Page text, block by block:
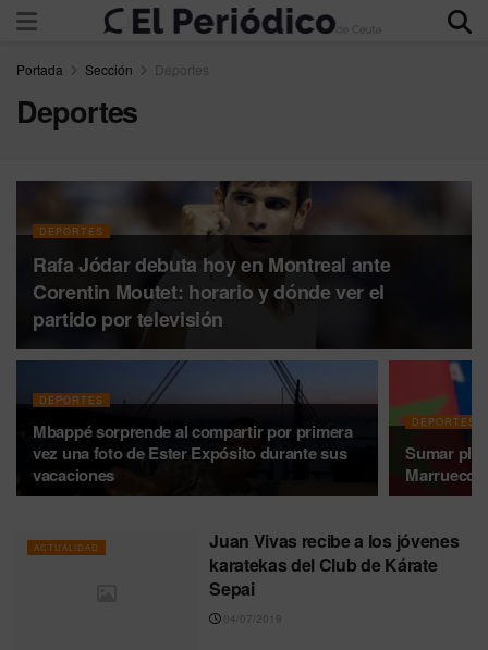
Portada Sección Deportes
Deportes
DEPORTES
Rafa Jódar debuta hoy en Montreal ante
Corentin Moutet: horario y dónde ver el
partido por televisión
DEPORTES
Mbappé sorprende al compartir por primera
vez una foto de Ester Expósito durante sus
vacaciones
DEPORTES
Sumar
ACTUALIDAD
Juan Vivas recibe a los jóvenes
karatekas del Club de Kárate
Sepai
04/07/2019